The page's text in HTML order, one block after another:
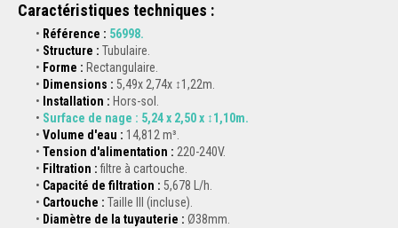
Caractéristiques techniques :
Référence : 56998.
Structure : Tubulaire.
Forme : Rectangulaire.
Dimensions : 5,49x 2,74x ↕1,22m.
Installation : Hors-sol.
Surface de nage : 5,24 x 2,50 x ↕1,10m.
Volume d'eau : 14,812 m³.
Tension d'alimentation : 220-240V.
Filtration :filtre à cartouche.
Capacité de filtration : 5,678 L/h.
Cartouche : Taille III (incluse).
Diamètre de la tuyauterie : Ø38mm.